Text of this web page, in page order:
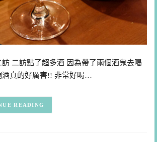
二訪點了超多酒 因為帶了兩個酒鬼去喝
酒真的好厲害!! 非常好喝…
READING